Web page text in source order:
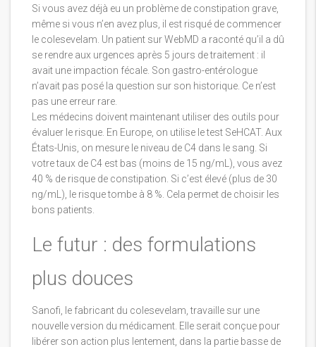
Si vous avez déjà eu un problème de constipation grave,
même si vous n’en avez plus, il est risqué de commencer
le colesevelam. Un patient sur WebMD a raconté qu’il a dû
se rendre aux urgences après 5 jours de traitement : il
avait une impaction fécale. Son gastro-entérologue
n’avait pas posé la question sur son historique. Ce n’est
pas une erreur rare.
Les médecins doivent maintenant utiliser des outils pour
évaluer le risque. En Europe, on utilise le test SeHCAT. Aux
États-Unis, on mesure le niveau de C4 dans le sang. Si
votre taux de C4 est bas (moins de 15 ng/mL), vous avez
40 % de risque de constipation. Si c’est élevé (plus de 30
ng/mL), le risque tombe à 8 %. Cela permet de choisir les
bons patients.
Le futur : des formulations
plus douces
Sanofi, le fabricant du colesevelam, travaille sur une
nouvelle version du médicament. Elle serait conçue pour
libérer son action plus lentement, dans la partie basse de